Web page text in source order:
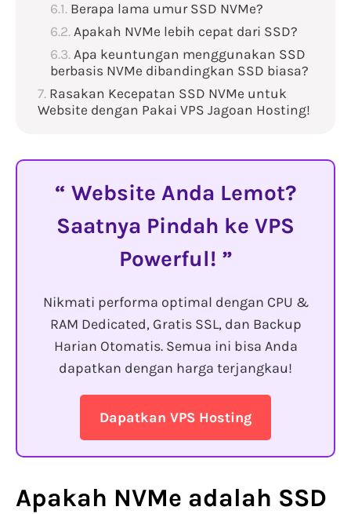
Berapa lama umur SSD NVMe?
Apakah NVMe lebih cepat dari SSD?
Apa keuntungan menggunakan SSD
berbasis NVMe dibandingkan SSD biasa?
Rasakan Kecepatan SSD NVMe untuk
Website dengan Pakai VPS Jagoan Hosting!
Website Anda Lemot?
Saatnya Pindah ke VPS
Powerful!
Nikmati performa optimal dengan CPU &
RAM Dedicated, Gratis SSL, dan Backup
Harian Otomatis. Semua ini bisa Anda
dapatkan dengan harga terjangkau!
Dapatkan VPS Hosting
Apakah NVMe adalah SSD